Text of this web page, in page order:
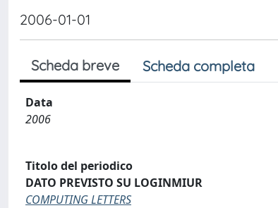
2006-01-01
Scheda breve Scheda completa
Data
2006
Titolo del periodico
DATO PREVISTO SU LOGINMIUR
COMPUTING LETTERS